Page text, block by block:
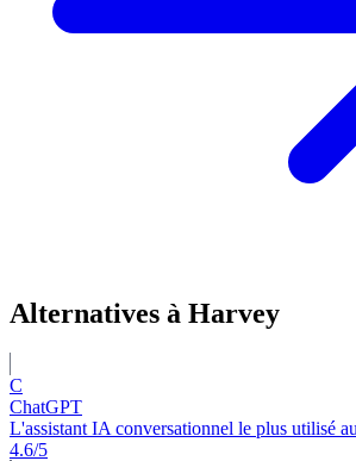
Alternatives à Harvey
C
ChatGPT
L'assistant IA conversationnel le plus utilisé
4.6/5